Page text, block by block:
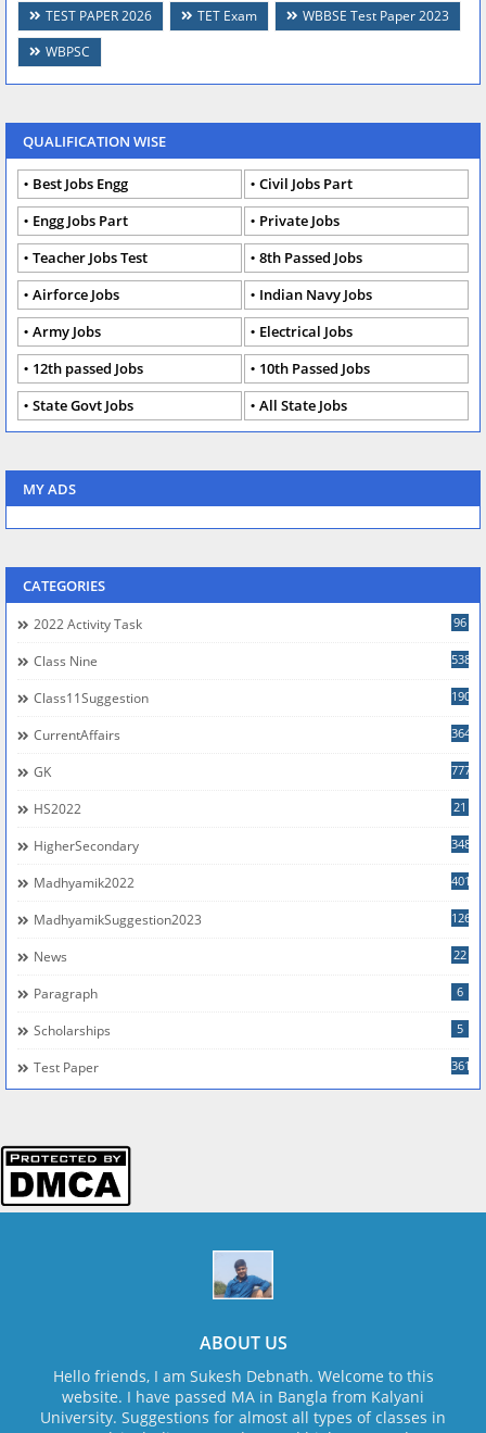
TEST PAPER 2026
TET Exam
WBBSE Test Paper 2023
WBPSC
QUALIFICATION WISE
Best Jobs Engg
Civil Jobs Part
Engg Jobs Part
Private Jobs
Teacher Jobs Test
8th Passed Jobs
Airforce Jobs
Indian Navy Jobs
Army Jobs
Electrical Jobs
12th passed Jobs
10th Passed Jobs
State Govt Jobs
All State Jobs
MY ADS
CATEGORIES
2022 Activity Task 96
Class Nine 538
Class11Suggestion 190
CurrentAffairs 364
GK 777
HS2022 21
HigherSecondary 348
Madhyamik2022 401
MadhyamikSuggestion2023 126
News 22
Paragraph 6
Scholarships 5
Test Paper 361
ABOUT US
Hello friends, I am Sukesh Debnath. Welcome to this
website. I have passed MA in Bangla from Kalyani
University. Suggestions for almost all types of classes in